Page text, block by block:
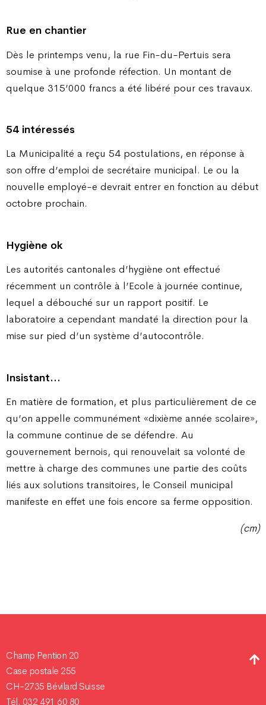
Rue en chantier
Dès le printemps venu, la rue Fin-du-Pertuis sera
soumise à une profonde réfection. Un montant de
quelque 315’000 francs a été libéré pour ces travaux.
54 intéressés
La Municipalité a reçu 54 postulations, en réponse à
son offre d’emploi de secrétaire municipal. Le ou la
nouvelle employé-e devrait entrer en fonction au début
octobre prochain.
Hygiène ok
Les autorités cantonales d’hygiène ont effectué
récemment un contrôle à l’Ecole à journée continue,
lequel a débouché sur un rapport positif. Le
laboratoire a cependant mandaté la direction pour la
mise sur pied d’un système d’autocontrôle.
Insistant…
En matière de formation, et plus particulièrement de ce
qu’on appelle communément «dixième année scolaire»,
la commune continue de se défendre. Au
gouvernement bernois, qui renouvelait sa volonté de
mettre à charge des communes une partie des coûts
liés aux solutions transitoires, le Conseil municipal
manifeste en effet une fois encore sa ferme opposition.
(cm)
Champ Pention 20
Case postale 255
CH-2735 Bévilard Suisse
Tél. 032 491 60 80